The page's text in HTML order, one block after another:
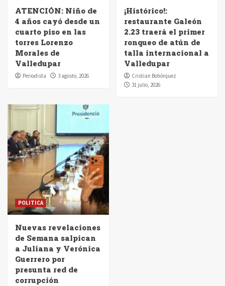
ATENCIÓN: Niño de
4 años cayó desde un
cuarto piso en las
torres Lorenzo
Morales de
Valledupar
Periodista 3 agosto, 2026
¡Histórico!:
restaurante Galeón
2.23 traerá el primer
ronqueo de atún de
talla internacional a
Valledupar
Cristian Bohórquez
31 julio, 2026
POLITICA
Nuevas revelaciones
de Semana salpican
a Juliana y Verónica
Guerrero por
presunta red de
corrupción